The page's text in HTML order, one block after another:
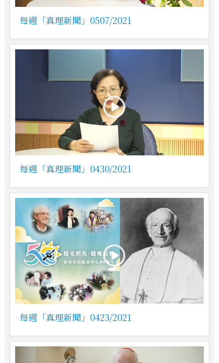
每週「真理新聞」0507/2021
每週「真理新聞」0430/2021
每週「真理新聞」0423/2021